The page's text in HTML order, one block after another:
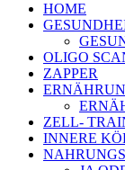
HOME
OLIGO
ZAPPER
ZELL-
INNERE